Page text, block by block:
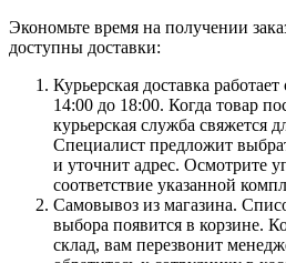
Экономьте время на получении
доступны доставки:
Курьерская доставка
14:00 до 18:00. Когда товар
курьерская служба свяжется
Специалист предложит
и уточнит адрес. Осмотрите
соответствие указанной
Самовывоз из магазина.
выбора появится в корзине.
склад, вам перезвонит